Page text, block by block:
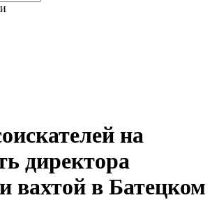
на
директора
вахтой в Батецком